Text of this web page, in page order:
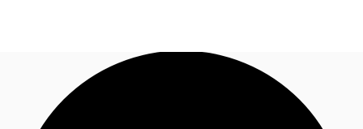
オフィス・事務所
お電話